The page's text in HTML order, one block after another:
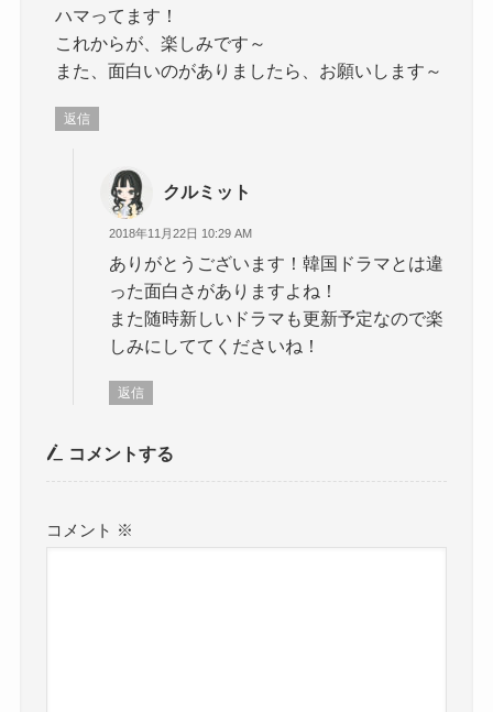
ハマってます！
これからが、楽しみです～
また、面白いのがありましたら、お願いします～
返信
クルミット
2018年11月22日 10:29 AM
ありがとうございます！韓国ドラマとは違
った面白さがありますよね！
また随時新しいドラマも更新予定なので楽
しみにしててくださいね！
返信
コメントする
コメント ※